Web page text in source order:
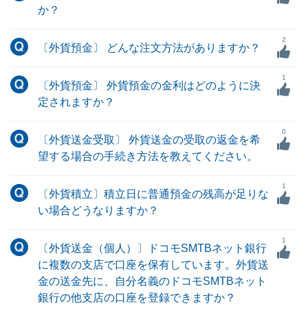
か？
〔外貨預金〕 どんな注文方法がありますか？
2
〔外貨預金〕 外貨預金の金利はどのように決
定されますか？
1
〔外貨送金受取〕 外貨送金の受取の返金を希
望する場合の手続き方法を教えてください。
0
〔外貨積立〕積立日に普通預金の残高が足りな
い場合どうなりますか？
1
〔外貨送金（個人）〕ドコモSMTBネット銀行
に複数の支店で口座を保有しています。外貨送
金の送金先に、自分名義のドコモSMTBネット
銀行の他支店の口座を登録できますか？
1